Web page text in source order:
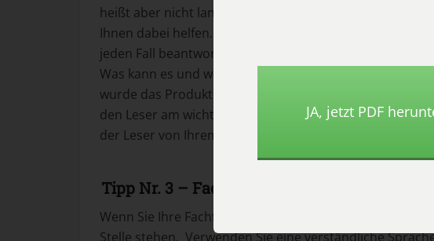
heißt aber nicht lang. Konzentrieren Sie sich auf dem
Ihnen dabei helfen. Wer? Was? Wann? Wo? Wie?
jeden Fall beantworten. Wie heißt das Produkt? Zu
Was kann es und welchen Nutzen bringt es? Welche
wurde das Produkt entwickelt? Denken Sie aus der
den Leser am wichtigsten? Sie müssen sich unbedingt
der Leser von Ihrem Text hat.
Tipp Nr. 3 – Fachtexte erstellen so
Wenn Sie Ihre Fachtexte erstellen, dann sollen die
Stelle stehen. Verwenden Sie eine verständliche
JA, ​jetzt PDF